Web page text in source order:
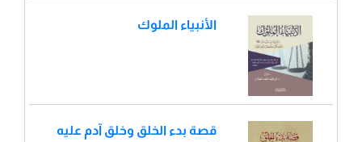
الأنبياء الملوك
قصة بدء الخلق وخلق آدم عليه